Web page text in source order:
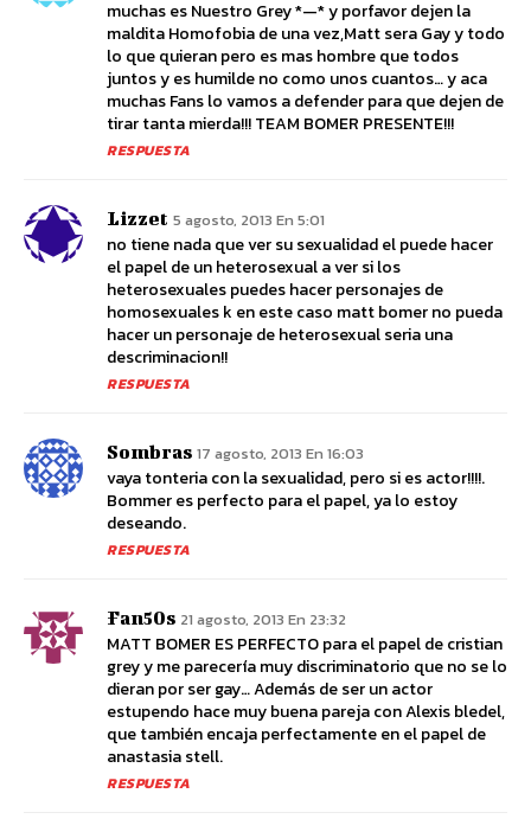
muchas es Nuestro Grey *—* y porfavor dejen la
maldita Homofobia de una vez,Matt sera Gay y todo
lo que quieran pero es mas hombre que todos
juntos y es humilde no como unos cuantos… y aca
muchas Fans lo vamos a defender para que dejen de
tirar tanta mierda!!! TEAM BOMER PRESENTE!!!
RESPUESTA
Lizzet 5 agosto, 2013 En 5:01
no tiene nada que ver su sexualidad el puede hacer
el papel de un heterosexual a ver si los
heterosexuales puedes hacer personajes de
homosexuales k en este caso matt bomer no pueda
hacer un personaje de heterosexual seria una
descriminacion!!
RESPUESTA
Sombras 17 agosto, 2013 En 16:03
vaya tonteria con la sexualidad, pero si es actor!!!!.
Bommer es perfecto para el papel, ya lo estoy
deseando.
RESPUESTA
Fan50s 21 agosto, 2013 En 23:32
MATT BOMER ES PERFECTO para el papel de cristian
grey y me parecería muy discriminatorio que no se lo
dieran por ser gay… Además de ser un actor
estupendo hace muy buena pareja con Alexis bledel,
que también encaja perfectamente en el papel de
anastasia stell.
RESPUESTA